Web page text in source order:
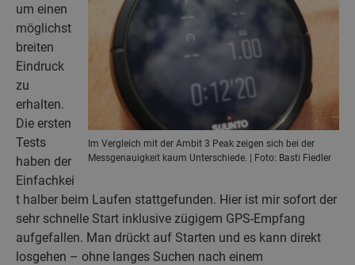
Im Vergleich mit der Ambit 3 Peak zeigen sich bei der
Messgenauigkeit kaum Unterschiede. | Foto: Basti Fiedler
um einen
möglichst
breiten
Eindruck
zu
erhalten.
Die ersten
Tests
haben der
Einfachkei
t halber beim Laufen stattgefunden. Hier ist mir sofort der
sehr schnelle Start inklusive zügigem GPS-Empfang
aufgefallen. Man drückt auf Starten und es kann direkt
losgehen – ohne langes Suchen nach einem